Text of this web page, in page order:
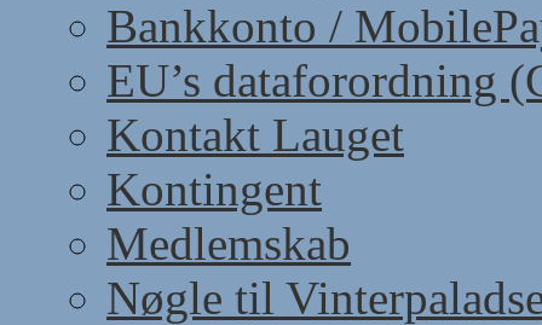
Bankkonto /
EU’s dataforordning
Kontakt Lauget
Kontingent
Medlemskab
Nøgle til